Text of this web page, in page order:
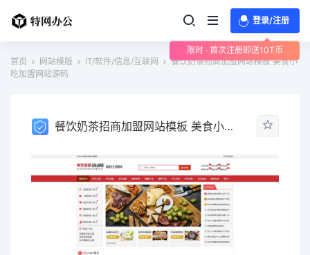
登录/注册
限时 · 首次注册即送10T币
首页
网站模版 IT/软件/信息/互联网
餐饮奶茶招商加盟网站模板 美食小
吃加盟网站源码
餐饮奶茶招商加盟网站模板 美食小吃加盟网站源码